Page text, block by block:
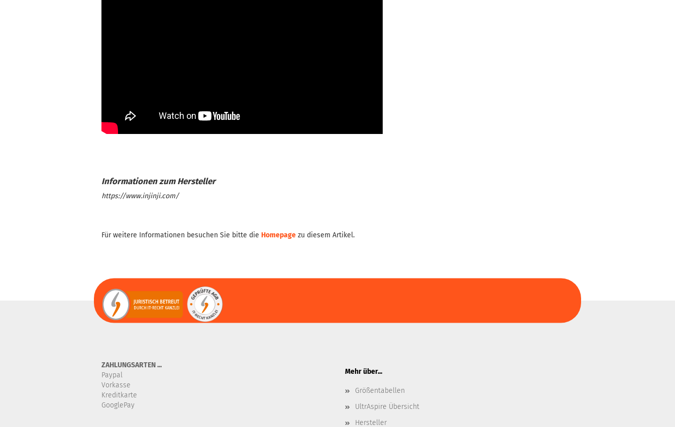
https://www.injinji.com/
Für weitere Informationen besuchen Sie bitte die Homepage zu diesem Artikel.
ZAHLUNGSARTEN ...
Paypal
Vorkasse
Kreditkarte
GooglePay
Mehr über...
Größentabellen
UltrAspire Übersicht
Hersteller